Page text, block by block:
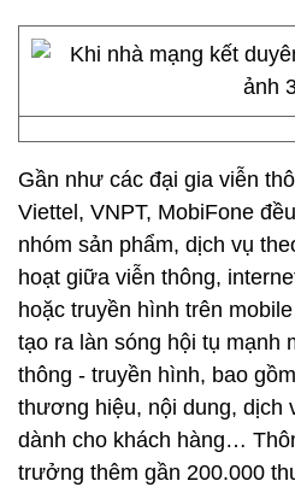
Gần như các đại gia viễn
Viettel, VNPT, MobiFone
nhóm sản phẩm, dịch vụ
hoạt giữa viễn thông,
hoặc truyền hình trên
tạo ra làn sóng hội tụ mạnh
thông - truyền hình, bao
thương hiệu, nội dung, dịch
dành cho khách hàng…
trưởng thêm gần 200.000